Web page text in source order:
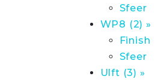
Sfeer
WP8 (2) »
Finish
Sfeer
Ulft (3) »